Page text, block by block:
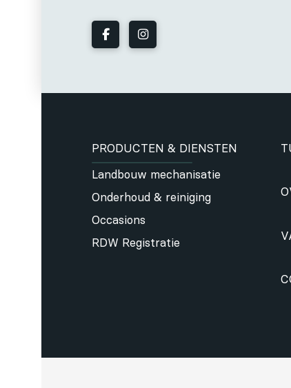
PRODUCTEN & DIENSTEN
Landbouw mechanisatie
Onderhoud & reiniging
Occasions
RDW Registratie